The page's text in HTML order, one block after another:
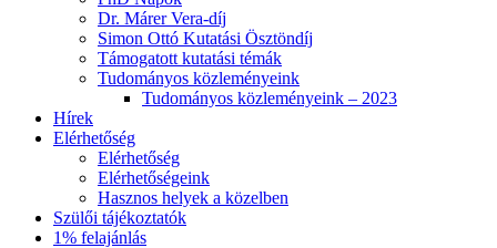
Dr. Márer Vera-díj
Simon Ottó Kutatási Ösztöndíj
Támogatott kutatási témák
Tudományos közleményeink
Tudományos közleményeink – 2023
Hírek
Elérhetőség
Elérhetőség
Elérhetőségeink
Hasznos helyek a közelben
Szülői tájékoztatók
1% felajánlás